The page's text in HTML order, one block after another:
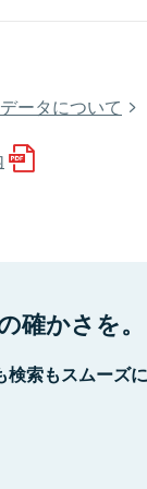
ータについて
確かさを。
検索もスムーズ